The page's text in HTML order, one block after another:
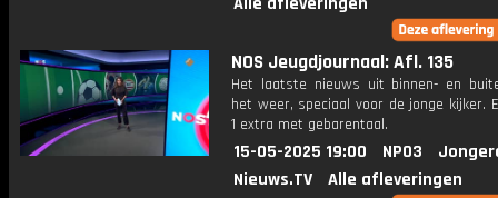
NOS Jeugdjournaal: Afl. 135
Het laatste nieuws uit binnen- en
het weer, speciaal voor de jonge kijker.
1 extra met gebarentaal.
15-05-2025 19:00 NPO3
Nieuws.TV
Alle afleveringen